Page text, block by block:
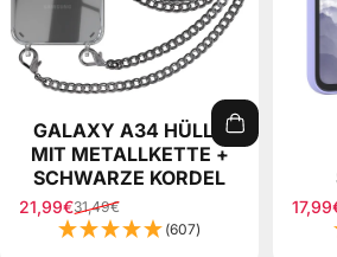
GALAXY A34 HÜLLE
MIT METALLKETTE +
SCHWARZE KORDEL
Sale price
21,99€
Regular price
31,49€
(607)